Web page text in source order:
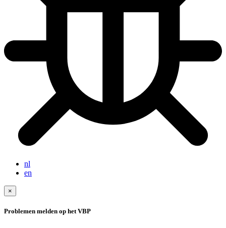
nl
en
×
Problemen melden op het VBP